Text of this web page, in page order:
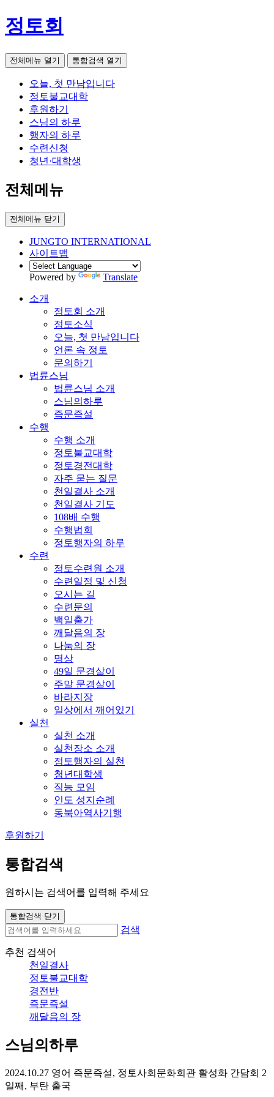
정토회
전체메뉴 열기 통합검색 열기
오늘, 첫 만남입니다
정토불교대학
후원하기
스님의 하루
행자의 하루
수련신청
청년·대학생
전체메뉴
전체메뉴 닫기
JUNGTO INTERNATIONAL
사이트맵
Powered by Translate
소개
정토회 소개
정토소식
오늘, 첫 만남입니다
언론 속 정토
문의하기
법륜스님
법륜스님 소개
스님의하루
즉문즉설
수행
수행 소개
정토불교대학
정토경전대학
자주 묻는 질문
천일결사 소개
천일결사 기도
108배 수행
수행법회
정토행자의 하루
수련
정토수련원 소개
수련일정 및 신청
오시는 길
수련문의
백일출가
깨달음의 장
나눔의 장
명상
49일 문경살이
주말 문경살이
바라지장
일상에서 깨어있기
실천
실천 소개
실천장소 소개
정토행자의 실천
청년대학생
직능 모임
인도 성지순례
동북아역사기행
후원하기
통합검색
원하시는 검색어를 입력해 주세요
통합검색 닫기
검색
추천 검색어
천일결사
정토불교대학
경전반
즉문즉설
깨달음의 장
스님의하루
2024.10.27 영어 즉문즉설, 정토사회문화회관 활성화 간담회 2
일째, 부탄 출국